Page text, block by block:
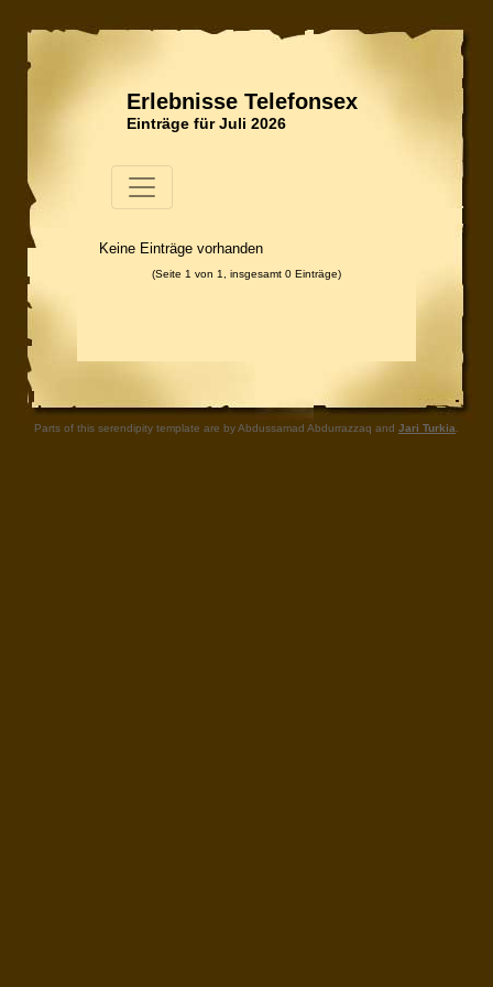
Erlebnisse Telefonsex
Einträge für Juli 2026
Keine Einträge vorhanden
(Seite 1 von 1, insgesamt 0 Einträge)
Parts of this serendipity template are by Abdussamad Abdurrazzaq and Jari Turkia